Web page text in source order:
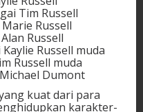
Tim Russell
Russell
Russell
Russell muda
Russell muda
Dumont
kuat dari para
karakter-